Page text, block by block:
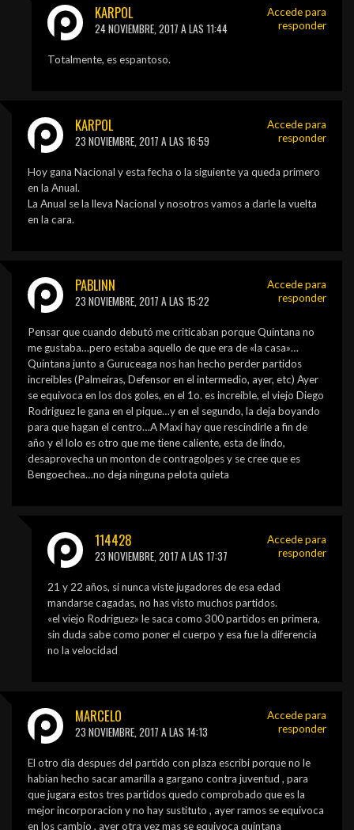
KARPOL
24 NOVIEMBRE, 2017 A LAS 11:44
Totalmente, es espantoso.
Accede para
responder
KARPOL
23 NOVIEMBRE, 2017 A LAS 16:59
Hoy gana Nacional y esta fecha o la siguiente ya queda primero
en la Anual.
La Anual se la lleva Nacional y nosotros vamos a darle la vuelta
en la cara.
Accede para
responder
PABLINN
23 NOVIEMBRE, 2017 A LAS 15:22
Pensar que cuando debutó me criticaban porque Quintana no
me gustaba…pero estaba aquello de que era de «la casa»…
Quintana junto a Guruceaga nos han hecho perder partidos
increibles (Palmeiras, Defensor en el intermedio, ayer, etc) Ayer
se equivoca en los dos goles, en el 1o. es increible, el viejo Diego
Rodriguez le gana en el pique…y en el segundo, la deja boyando
para que hagan el centro…A Maxi hay que rescindirle a fin de
año y el lolo es otro que me tiene caliente, esta de lindo,
desaprovecha un monton de contragolpes y se cree que es
Bengoechea…no deja ninguna pelota quieta
Accede para
responder
114428
23 NOVIEMBRE, 2017 A LAS 17:37
21 y 22 años, si nunca viste jugadores de esa edad
mandarse cagadas, no has visto muchos partidos.
«el viejo Rodriguez» le saca como 300 partidos en primera,
sin duda sabe como poner el cuerpo y esa fue la diferencia
no la velocidad
Accede para
responder
MARCELO
23 NOVIEMBRE, 2017 A LAS 14:13
El otro dia despues del partido con plaza escribi porque no le
habian hecho sacar amarilla a gargano contra juventud , para
que jugara estos tres partidos quedo comprobado que es la
mejor incorporacion y no hay sustituto , ayer ramos se equivoca
en los cambio , ayer otra vez mas se equivoca quintana
Accede para
responder